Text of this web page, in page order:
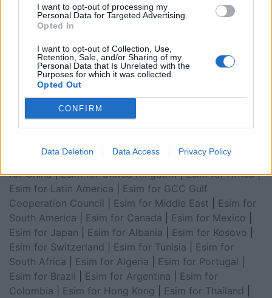
I want to opt-out of processing my
Personal Data for Targeted Advertising.
Opted In
I want to opt-out of Collection, Use,
Retention, Sale, and/or Sharing of my
Personal Data that Is Unrelated with the
Purposes for which it was collected.
Opted Out
CONFIRM
Data Deletion Data Access Privacy Policy
Esim for Global|
Esim for USA|Esim for Italy|Esim for Spain|Esim
for Turkey
| Esim for Germany
for Asia|Esim for World Cup 2026|Esim for Saudi
Esim for Egypt
Esim for United Arab
Esim for Balkans Esim for Morocco |
for China|Esim for United Kingdom|Esim for Africa|
Esim for Latin America
Esim for GCC Gulf
Cooperation Council
Esim for Middle East
Esim for
South America
Esim for Canada Esim for Mexico
Esim for Japan
Esim for Albania Esim for Kosovo
Esim for Switzerland
Esim for Tunisia
Esim for
South Africa
Esim for Algeria Esim for Portugal
Esim for Brazil
Esim for Argentina
Esim for
Colombia
Esim for Hong Kong Esim for Thailand